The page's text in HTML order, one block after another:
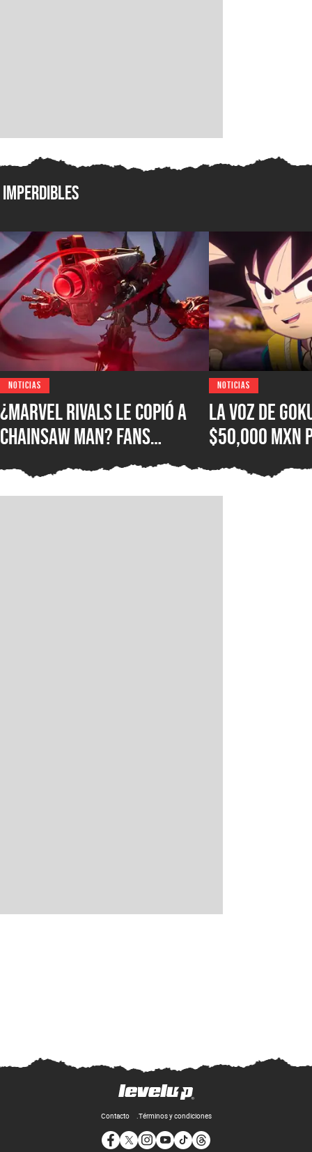
Imperdibles
NOTICIAS
¿Marvel Rivals le copió a
Chainsaw Man? Fans
comparan a The Hood con el
Demonio Pistola
NOTICIAS
La voz de
$50,000 MXN
autógrafo y
consideran
Contacto Términos y condiciones
Opens in new window
Opens in new window
Opens in new window
Opens in new window
Opens in new window
Opens in new window